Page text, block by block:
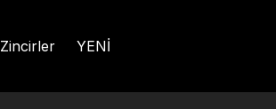
Zincirler YENİ